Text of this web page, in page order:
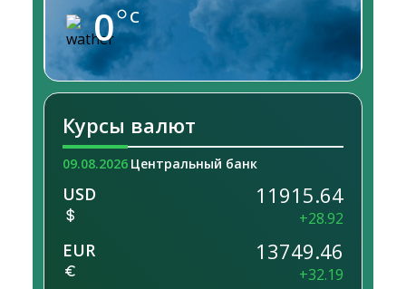
0 C
Курсы валют
09.08.2026 Центральный банк
USD 11915.64
+28.92
EUR 13749.46
+32.19